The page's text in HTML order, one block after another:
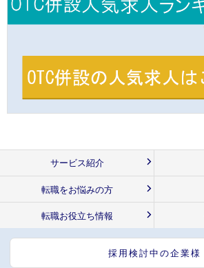
サービス紹介
転職をお悩みの方
転職お役立ち情報
採用検討中の企業様